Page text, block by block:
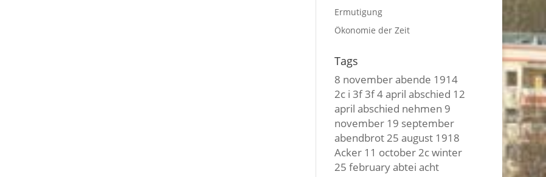
Ermutigung
Ökonomie der Zeit
Tags
8 novemberabende 1914
2c i 3f 3f4 april abschied 12
april abschied nehmen 9
november 19 september
abendbrot25 august 1918
Acker 11 october2c winter
25 februaryabtei acht